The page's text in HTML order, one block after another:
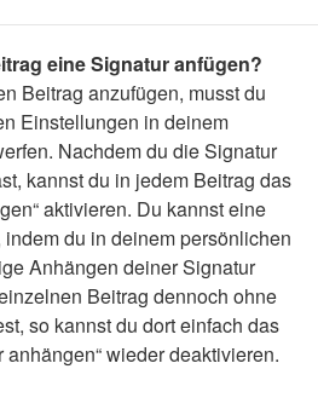
eine Signatur anfügen?
Beitrag anzufügen, musst du
Einstellungen in deinem
Nachdem du die Signatur
kannst du in jedem Beitrag das
aktivieren. Du kannst eine
du in deinem persönlichen
Anhängen deiner Signatur
Beitrag dennoch ohne
so kannst du dort einfach das
wieder deaktivieren.